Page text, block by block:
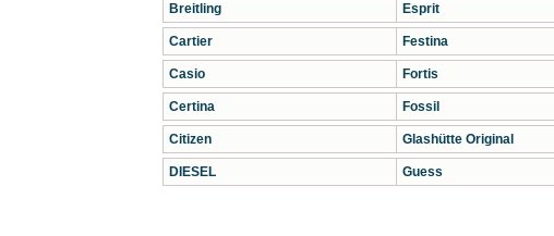
Breitling
Cartier
Casio
Certina
Citizen
DIESEL
Esprit
Festina
Fortis
Fossil
Glashütte Original
Guess